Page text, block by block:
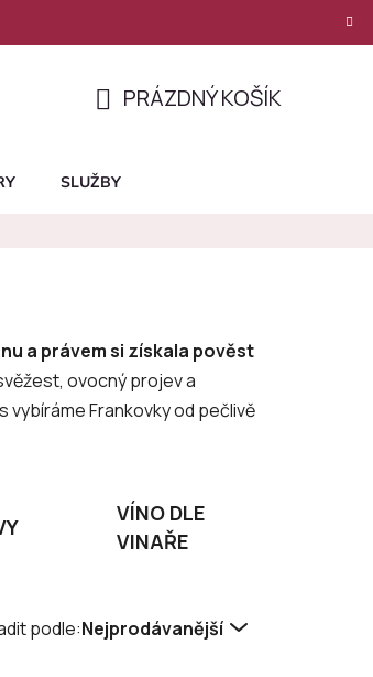
KOŠÍK
PRÁZDNÝ KOŠÍK
SLUŽBY
a právem si získala pověst
ovocný projev a
Frankovky od pečlivě
VÍNO DLE
VINAŘE
podle:Nejprodávanější